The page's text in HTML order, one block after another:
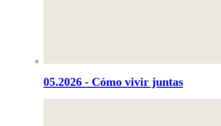
05.2026 - Cómo vivir juntas